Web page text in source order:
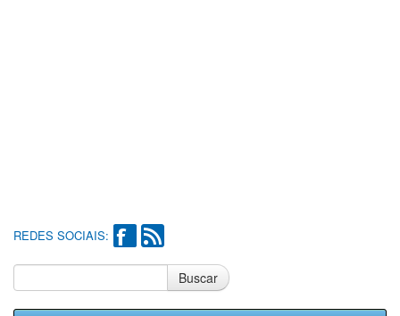
REDES SOCIAIS:
Buscar